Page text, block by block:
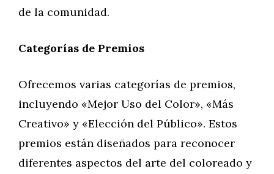
de la comunidad.
Categorías de Premios
Ofrecemos varias categorías de premios,
incluyendo «Mejor Uso del Color», «Más
Creativo» y «Elección del Público». Estos
premios están diseñados para reconocer
diferentes aspectos del arte del coloreado y